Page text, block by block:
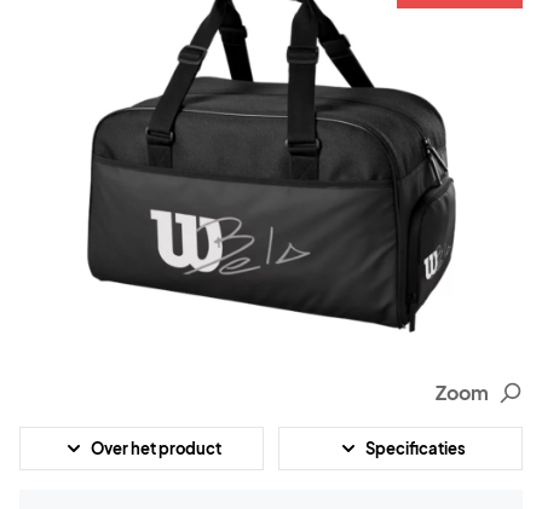
Zoom
Over het product Specificaties